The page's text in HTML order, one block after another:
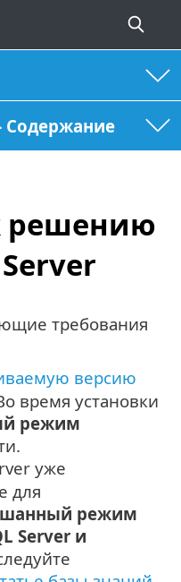
– Содержание
решению
требования
версию
время установки
режим
уже
для
режим
Server и